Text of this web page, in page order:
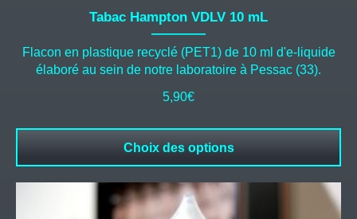
Tabac Hampton VDLV 10 mL
Flacon en plastique recyclé (PET1) de 10 ml d'e-liquide
élaboré au sein de notre laboratoire à Pessac (33).
5,90€
Choix des options